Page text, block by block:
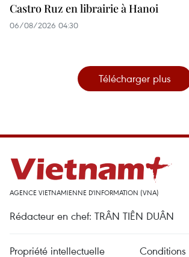
Castro Ruz en librairie à Hanoi
06/08/2026 04:30
Télécharger plus
AGENCE VIETNAMIENNE D'INFORMATION (VNA)
Rédacteur en chef: TRÂN TIÊN DUÂN
Propriété intellectuelle